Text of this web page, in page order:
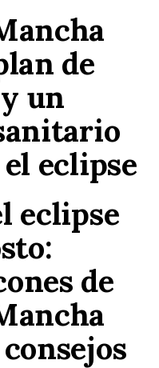
de
un
eclipse
eclipse
de